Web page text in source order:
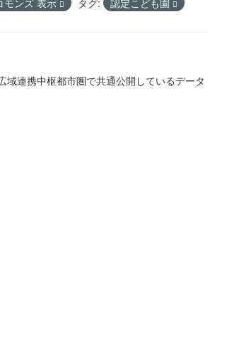
モンズ 表示 タグ: 認定こども園
連携中枢都市圏で共通公開しているデータ